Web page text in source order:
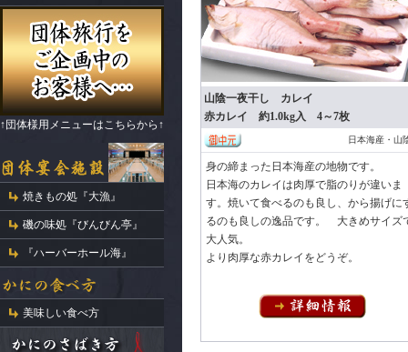
↑団体様用メニューはこちらから↑
焼きもの処『大漁』
磯の味処『びんびん亭』
『ハーバーホール海』
美味しい食べ方
山陰一夜干し カレイ
赤カレイ 約1.0kg入 4～7枚
日本海産・山
身の締まった日本海産の地物です。
日本海のカレイは肉厚で脂のりが違いま
す。焼いて食べるのも良し、から揚げに
るのも良しの逸品です。 大きめサイズ
大人気。
より肉厚な赤カレイをどうぞ。